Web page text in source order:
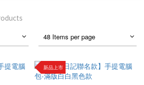
48 Items per page
新品上市